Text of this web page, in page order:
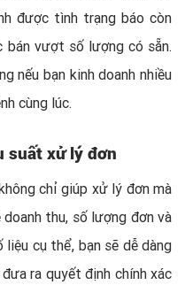
được tình trạng báo còn
bán vượt số lượng có sẵn.
nếu bạn kinh doanh nhiều
cùng lúc.
suất xử lý đơn
chỉ giúp xử lý đơn mà
thu, số lượng đơn và
cụ thể, bạn sẽ dễ dàng
ra quyết định chính xác